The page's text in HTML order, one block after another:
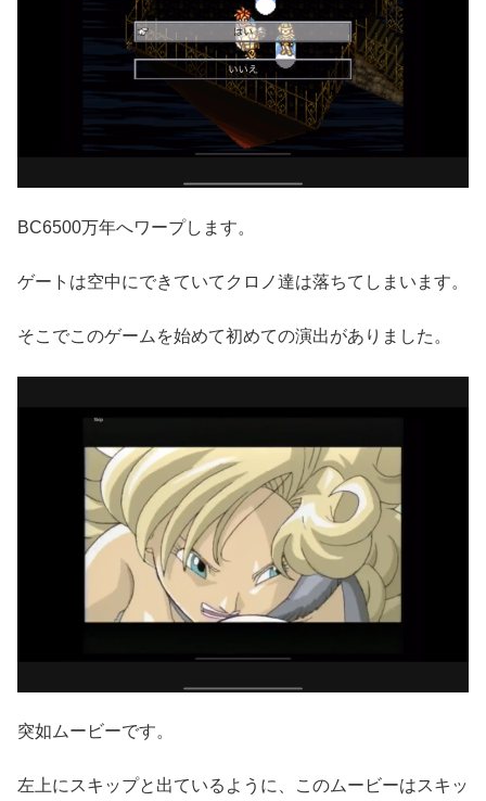
BC6500万年へワープします。
ゲートは空中にできていてクロノ達は落ちてしまいます。
そこでこのゲームを始めて初めての演出がありました。
突如ムービーです。
左上にスキップと出ているように、このムービーはスキッ